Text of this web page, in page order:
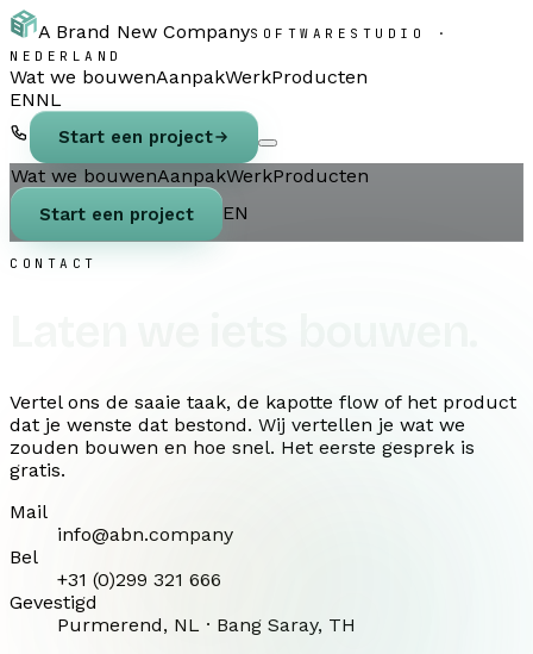
A Brand New CompanySOFTWARESTUDIO ·
NEDERLAND
Wat we bouwenAanpakWerkProducten
ENNL
Start een project
Wat we bouwenAanpakWerkProducten
Start een project EN
CONTACT
Vertel ons de saaie taak, de kapotte flow of het product
dat je wenste dat bestond. Wij vertellen je wat we
zouden bouwen en hoe snel. Het eerste gesprek is
gratis.
Mail
info@abn.company
Bel
+31 (0)299 321 666
Gevestigd
Purmerend, NL · Bang Saray, TH